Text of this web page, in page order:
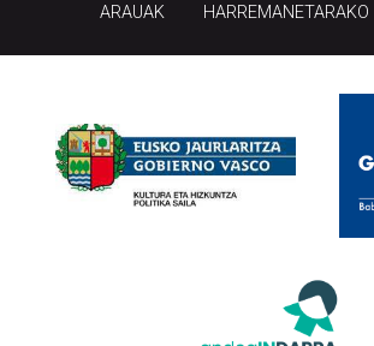
ARAUAK HARREMANETARAKO